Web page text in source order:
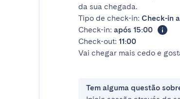
da sua chegada.
Tipo de check-in: Check-in
Check-in: após 15:00
Check-out: 11:00
Vai chegar mais cedo e
Tem alguma questão